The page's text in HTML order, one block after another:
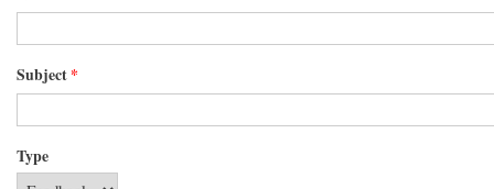
Subject*
Type